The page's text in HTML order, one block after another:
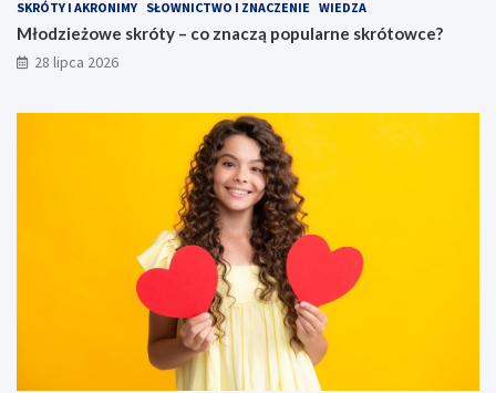
SKRÓTY I AKRONIMY SŁOWNICTWO I ZNACZENIE WIEDZA
Młodzieżowe skróty – co znaczą popularne skrótowce?
28 lipca 2026